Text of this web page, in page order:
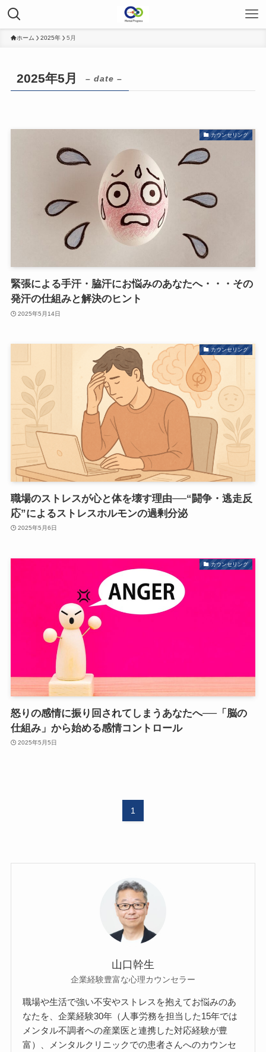
ホーム 2025年 5月
2025年5月 – date –
カウンセリング
緊張による手汗・脇汗にお悩みのあなたへ・・・その
発汗の仕組みと解決のヒント
2025年5月14日
カウンセリング
職場のストレスが心と体を壊す理由──“闘争・逃走反
応”によるストレスホルモンの過剰分泌
2025年5月6日
カウンセリング
怒りの感情に振り回されてしまうあなたへ──「脳の
仕組み」から始める感情コントロール
2025年5月5日
1
山口幹生
企業経験豊富な心理カウンセラー
職場や生活で強い不安やストレスを抱えてお悩みのあ
なたを、企業経験30年（人事労務を担当した15年では
メンタル不調者への産業医と連携した対応経験が豊
富）、メンタルクリニックでの患者さんへのカウンセ